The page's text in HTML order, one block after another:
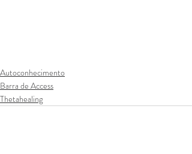
Autoconhecimento
Barra de Access
Thetahealing